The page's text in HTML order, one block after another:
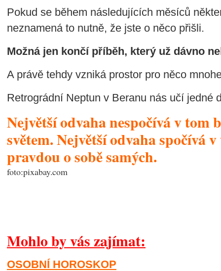
Pokud se během následujících měsíců
neznamená to nutně, že jste o něco přišli.
Možná jen končí příběh, který už dávno
A právě tehdy vzniká prostor pro něco
Retrográdní Neptun v Beranu nás učí jedné
Největší odvaha nespočívá v tom
světem. Největší odvaha spočívá
pravdou o sobě samých.
foto:pixabay.com
Mohlo by vás zajímat:
OSOBNÍ HOROSKOP